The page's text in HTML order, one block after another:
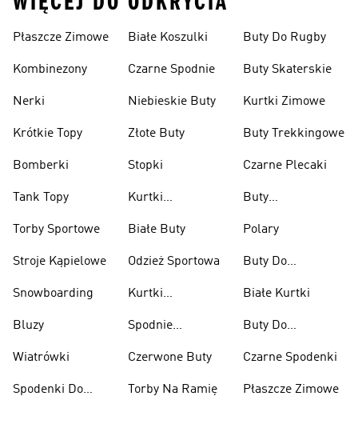
Płaszcze Zimowe
Kombinezony
Nerki
Krótkie Topy
Bomberki
Tank Topy
Torby Sportowe
Stroje Kąpielowe
Snowboarding
Bluzy
Wiatrówki
Spodenki Do
Białe Koszulki
Czarne Spodnie
Niebieskie Buty
Złote Buty
Stopki
Kurtki
Białe Buty
Odzież Sportowa
Kurtki
Spodnie
Czerwone Buty
Torby Na Ramię
Buty Do Rugby
Buty Skaterskie
Kurtki Zimowe
Buty Trekkingowe
Czarne Plecaki
Buty
Polary
Buty Do
Ciężarów
Białe Kurtki
Buty Do
Czarne Spodenki
Płaszcze Zimowe